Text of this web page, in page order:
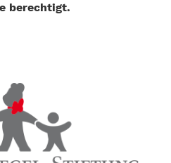
berechtigt.